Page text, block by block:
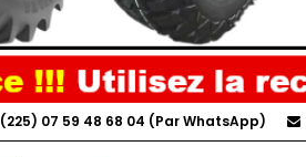
(225) 07 59 48 68 04 (Par WhatsApp)